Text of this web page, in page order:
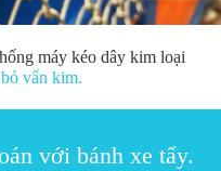
máy kéo dây kim loại
vẩn kim.
với bánh xe tẩy.